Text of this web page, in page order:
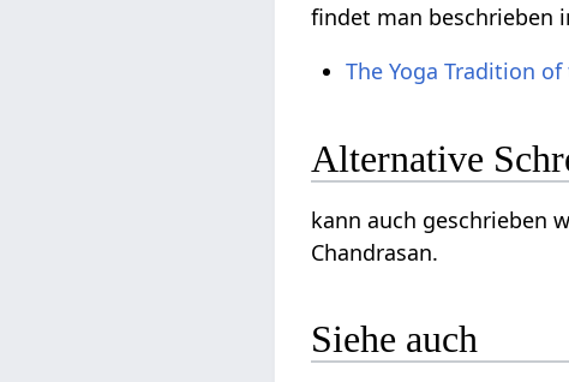
findet man beschrieben
The Yoga Tradition
Alternative
kann auch geschrieben
Chandrasan.
Siehe auch